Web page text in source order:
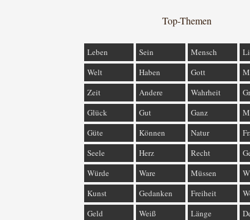
Top-Themen
Leben Sein Mensch
Welt
Haben Gott
Zeit
Andere Wahrheit
Glück
Gut Ganz
Güte
Können Natur
Seele
Herz Recht
Würde
Ware Müssen
Kunst
Gedanken Freiheit
Geld
Weiß Länge